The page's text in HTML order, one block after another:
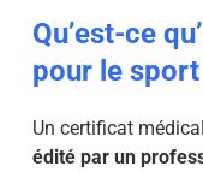
Qu’est-ce
pour le sport
Un certificat
édité par un